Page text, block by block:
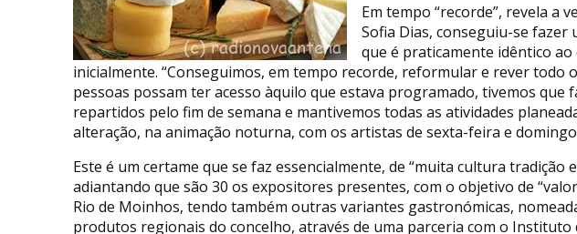
Em tempo “recorde”, revela a
Sofia Dias, conseguiu-se fazer
que é praticamente idêntico
inicialmente. “Conseguimos, em tempo recorde, reformular e rever todo
pessoas possam ter acesso àquilo que estava programado, tivemos que
repartidos pelo fim de semana e mantivemos todas as atividades
alteração, na animação noturna, com os artistas de sexta-feira e
Este é um certame que se faz essencialmente, de “muita cultura tradição
adiantando que são 30 os expositores presentes, com o objetivo de
Rio de Moinhos, tendo também outras variantes gastronómicas,
produtos regionais do concelho, através de uma parceria com o Instituto